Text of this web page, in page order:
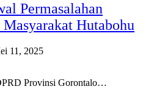
Permasalahan
Masyarakat Hutabohu
11, 2025
Provinsi Gorontalo…